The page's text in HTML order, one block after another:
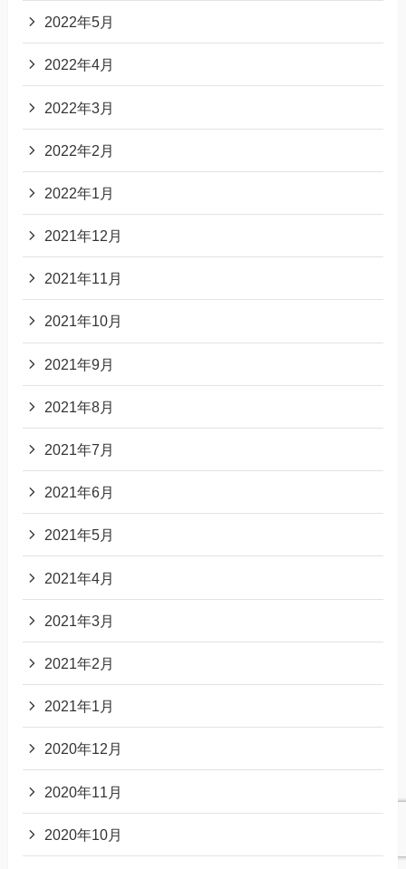
2022年5月
2022年4月
2022年3月
2022年2月
2022年1月
2021年12月
2021年11月
2021年10月
2021年9月
2021年8月
2021年7月
2021年6月
2021年5月
2021年4月
2021年3月
2021年2月
2021年1月
2020年12月
2020年11月
2020年10月